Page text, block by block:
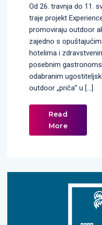
Od 26. travnja do 11.
traje projekt
promoviraju outdoor
zajedno s
hotelima i
posebnim
odabranim
outdoor „priča” u […]
Read
More